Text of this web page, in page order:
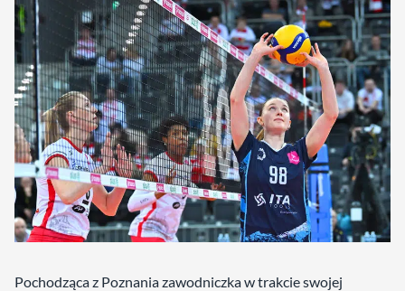
Pochodząca z Poznania zawodniczka w trakcie swojej